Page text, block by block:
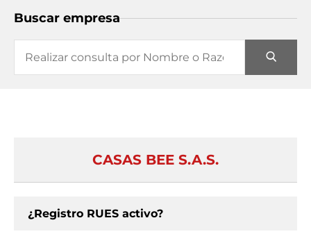
Buscar empresa
CASAS BEE S.A.S.
¿Registro RUES activo?